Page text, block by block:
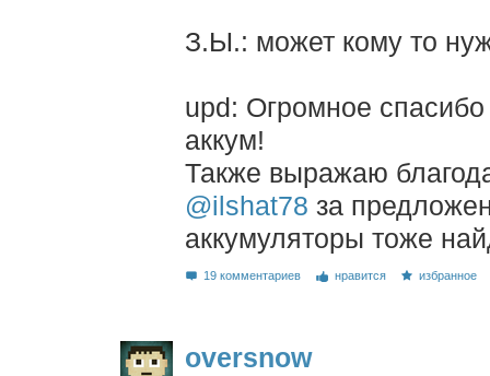
З.Ы.: может кому то
upd: Огромное
аккум!
Также выражаю
@ilshat78 за
аккумуляторы тоже
19 комментариев нравится избранное
oversnow